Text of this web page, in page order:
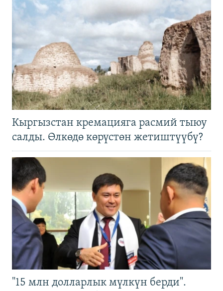
Кыргызстан кремацияга расмий тыюу
салды. Өлкөдө көрүстөн жетиштүүбү?
"15 млн долларлык мүлкүн берди".